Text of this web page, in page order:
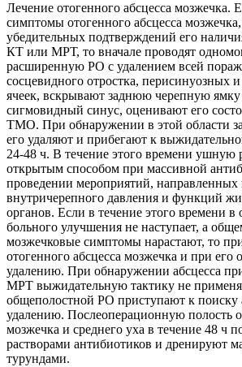
Лечение отогенного абсцесса мозжечка.
симптомы отогенного абсцесса
убедительных подтверждений его
КТ или МРТ, то вначале проводят
расширенную РО с удалением всей
сосцевидного отростка, перисинуозных
ячеек, вскрывают заднюю черепную
сигмовидный синус, оценивают его
ТМО. При обнаружении в этой области
его удаляют и прибегают к
24-48 ч. В течение этого времени ушную
открытым способом при массивной
проведении мероприятий, направленных
внутричерепного давления и функций
органов. Если в течение этого времени
больного улучшения не наступает, а
мозжечковые симптомы нарастают, то
отогенного абсцесса мозжечка и при его
удалению. При обнаружении абсцесса
МРТ выжидательную тактику не
общеполостной РО приступают к поиску
удалению. Послеоперационную полость
мозжечка и среднего уха в течение 48 ч
растворами антибиотиков и дренируют
турундами.